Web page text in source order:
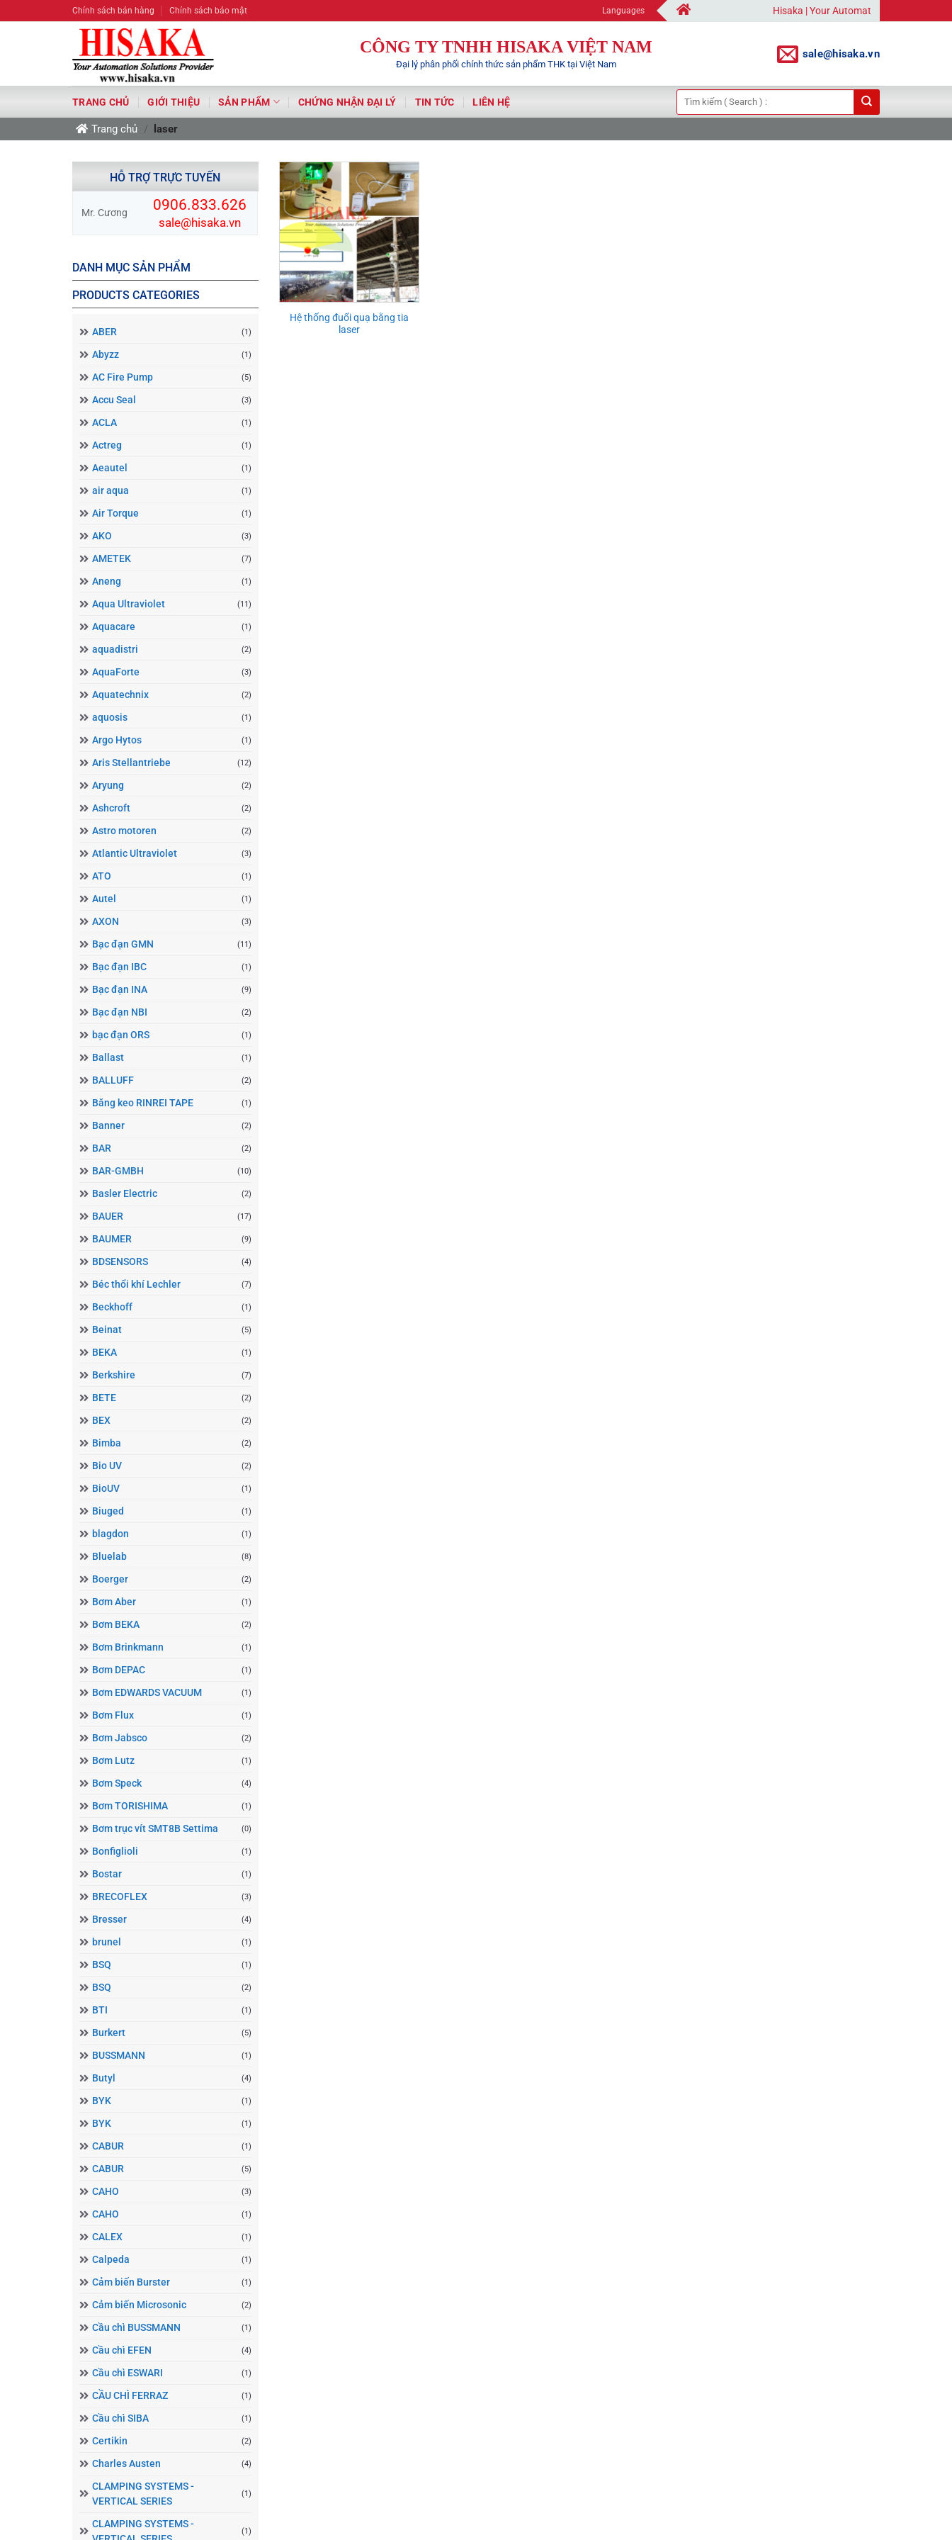
qua
Chính sách bán hàng Chính sách bảo mật Languages Hisaka | Your Automation Solutions Provider
CÔNG TY TNHH HISAKA VIỆT NAM
Đại lý phân phối chính thức sản phẩm THK tại Việt Nam
sale@hisaka.vn
TRANG CHỦ GIỚI THIỆU SẢN PHẨM CHỨNG NHẬN ĐẠI LÝ TIN TỨC LIÊN HỆ
Tìm
kiếm:
Trang chủ / laser
HỖ TRỢ TRỰC TUYẾN
Mr. Cương 0906.833.626
sale@hisaka.vn
DANH MỤC SẢN PHẨM
PRODUCTS CATEGORIES
ABER (1)
Abyzz (1)
AC Fire Pump (5)
Accu Seal (3)
ACLA (1)
Actreg (1)
Aeautel (1)
air aqua (1)
Air Torque (1)
AKO (3)
AMETEK (7)
Aneng (1)
Aqua Ultraviolet (11)
Aquacare (1)
aquadistri (2)
AquaForte (3)
Aquatechnix (2)
aquosis (1)
Argo Hytos (1)
Aris Stellantriebe (12)
Aryung (2)
Ashcroft (2)
Astro motoren (2)
Atlantic Ultraviolet (3)
ATO (1)
Autel (1)
AXON (3)
Bạc đạn GMN (11)
Bạc đạn IBC (1)
Bạc đạn INA (9)
Bạc đạn NBI (2)
bạc đạn ORS (1)
Ballast (1)
BALLUFF (2)
Băng keo RINREI TAPE (1)
Banner (2)
BAR (2)
BAR-GMBH (10)
Basler Electric (2)
BAUER (17)
BAUMER (9)
BDSENSORS (4)
Béc thổi khí Lechler (7)
Beckhoff (1)
Beinat (5)
BEKA (1)
Berkshire (7)
BETE (2)
BEX (2)
Bimba (2)
Bio UV (2)
BioUV (1)
Biuged (1)
blagdon (1)
Bluelab (8)
Boerger (2)
Bơm Aber (1)
Bơm BEKA (2)
Bơm Brinkmann (1)
Bơm DEPAC (1)
Bơm EDWARDS VACUUM (1)
Bơm Flux (1)
Bơm Jabsco (2)
Bơm Lutz (1)
Bơm Speck (4)
Bơm TORISHIMA (1)
Bơm trục vít SMT8B Settima (0)
Bonfiglioli (1)
Bostar (1)
BRECOFLEX (3)
Bresser (4)
brunel (1)
BSQ (1)
BSQ (2)
BTI (1)
Burkert (5)
BUSSMANN (1)
Butyl (4)
BYK (1)
BYK (1)
CABUR (1)
CABUR (5)
CAHO (3)
CAHO (1)
CALEX (1)
Calpeda (1)
Cảm biến Burster (1)
Cảm biến Microsonic (2)
Cầu chì BUSSMANN (1)
Cầu chì EFEN (4)
Cầu chì ESWARI (1)
CẦU CHÌ FERRAZ (1)
Cầu chì SIBA (1)
Certikin (2)
Charles Austen (4)
CLAMPING SYSTEMS -
VERTICAL SERIES
(1)
CLAMPING SYSTEMS -
(1)
Hệ thống đuổi quạ bằng tia
laser